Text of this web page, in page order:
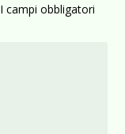
I campi obbligatori